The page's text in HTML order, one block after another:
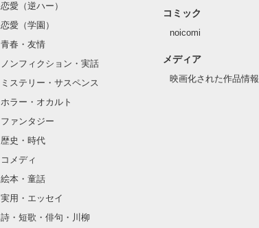
恋愛（逆ハー）
恋愛（学園）
青春・友情
ノンフィクション・実話
ミステリー・サスペンス
ホラー・オカルト
ファンタジー
歴史・時代
コメディ
絵本・童話
実用・エッセイ
詩・短歌・俳句・川柳
コミック
noicomi
メディア
映画化された作品情報